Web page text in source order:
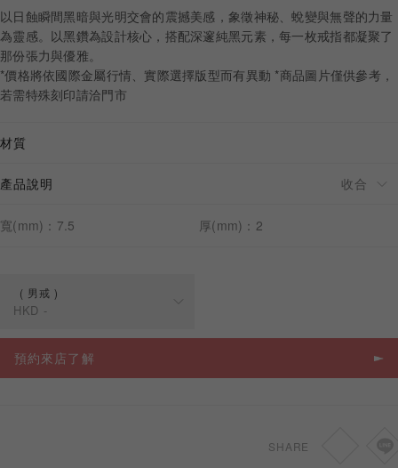
線上購物
LANGUAGE
以日蝕瞬間黑暗與光明交會的震撼美感，象徵神秘、蛻變與無聲的力量
為靈感。以黑鑽為設計核心，搭配深邃純黑元素，每一枚戒指都凝聚了
那份張力與優雅。
*價格將依國際金屬行情、實際選擇版型而有異動 *商品圖片僅供參考，
若需特殊刻印請洽門市
材質
產品說明
寬(mm)：7.5 厚(mm)：2
男戒
HKD -
規格 價格
男戒 HKD -
預約來店了解
SHARE